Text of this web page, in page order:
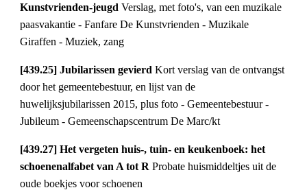
Kunstvrienden-jeugd Verslag, met foto's, van een muzikale
paasvakantie - Fanfare De Kunstvrienden - Muzikale
Giraffen - Muziek, zang
[439.25] Jubilarissen gevierd Kort verslag van de ontvangst
door het gemeentebestuur, en lijst van de
huwelijksjubilarissen 2015, plus foto - Gemeentebestuur -
Jubileum - Gemeenschapscentrum De Marc/kt
[439.27] Het vergeten huis-, tuin- en keukenboek: het
schoenenalfabet van A tot R Probate huismiddeltjes uit de
oude boekjes voor schoenen